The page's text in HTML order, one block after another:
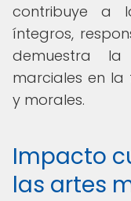
contribuye a
íntegros,
demuestra
marciales en la
y morales.
Impacto
las artes